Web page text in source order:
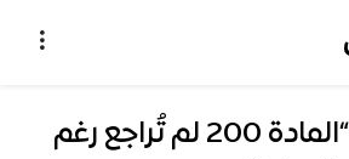
لويزة حنون: “المادة 200 لم تُراجع رغم